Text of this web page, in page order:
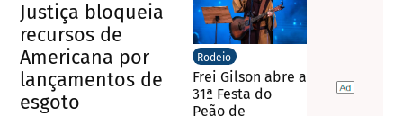
Justiça bloqueia
recursos de
Americana por
lançamentos de
esgoto
Rodeio
Frei Gilson abre a
31ª Festa do
Peão de